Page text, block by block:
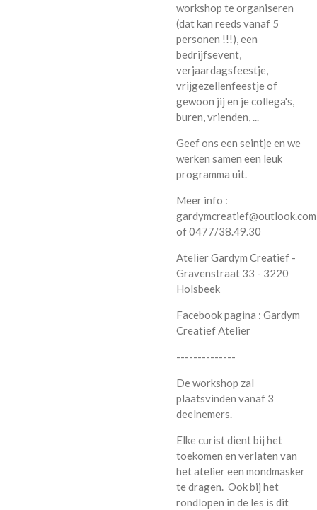
workshop te organiseren
(dat kan reeds vanaf 5
personen !!!), een
bedrijfsevent,
verjaardagsfeestje,
vrijgezellenfeestje of
gewoon jij en je collega's,
buren, vrienden, ...
Geef ons een seintje en we
werken samen een leuk
programma uit.
Meer info :
gardymcreatief@outlook.com
of 0477/38.49.30
Atelier Gardym Creatief -
Gravenstraat 33 - 3220
Holsbeek
Facebook pagina : Gardym
Creatief Atelier
--------------
De workshop zal
plaatsvinden vanaf 3
deelnemers.
Elke curist dient bij het
toekomen en verlaten van
het atelier een mondmasker
te dragen. Ook bij het
rondlopen in de les is dit